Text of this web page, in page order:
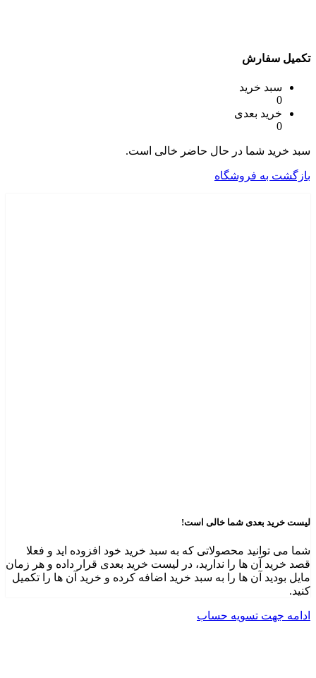
تکمیل سفارش
سبد خرید
0
خرید بعدی
0
سبد خرید شما در حال حاضر خالی است.
بازگشت به فروشگاه
لیست خرید بعدی شما خالی است!
شما می توانید محصولاتی که به سبد خرید خود افزوده اید و فعلا
قصد خرید آن ها را ندارید، در لیست خرید بعدی قرار داده و هر زمان
مایل بودید آن ها را به سبد خرید اضافه کرده و خرید آن ها را تکمیل
کنید.
ادامه جهت تسویه حساب